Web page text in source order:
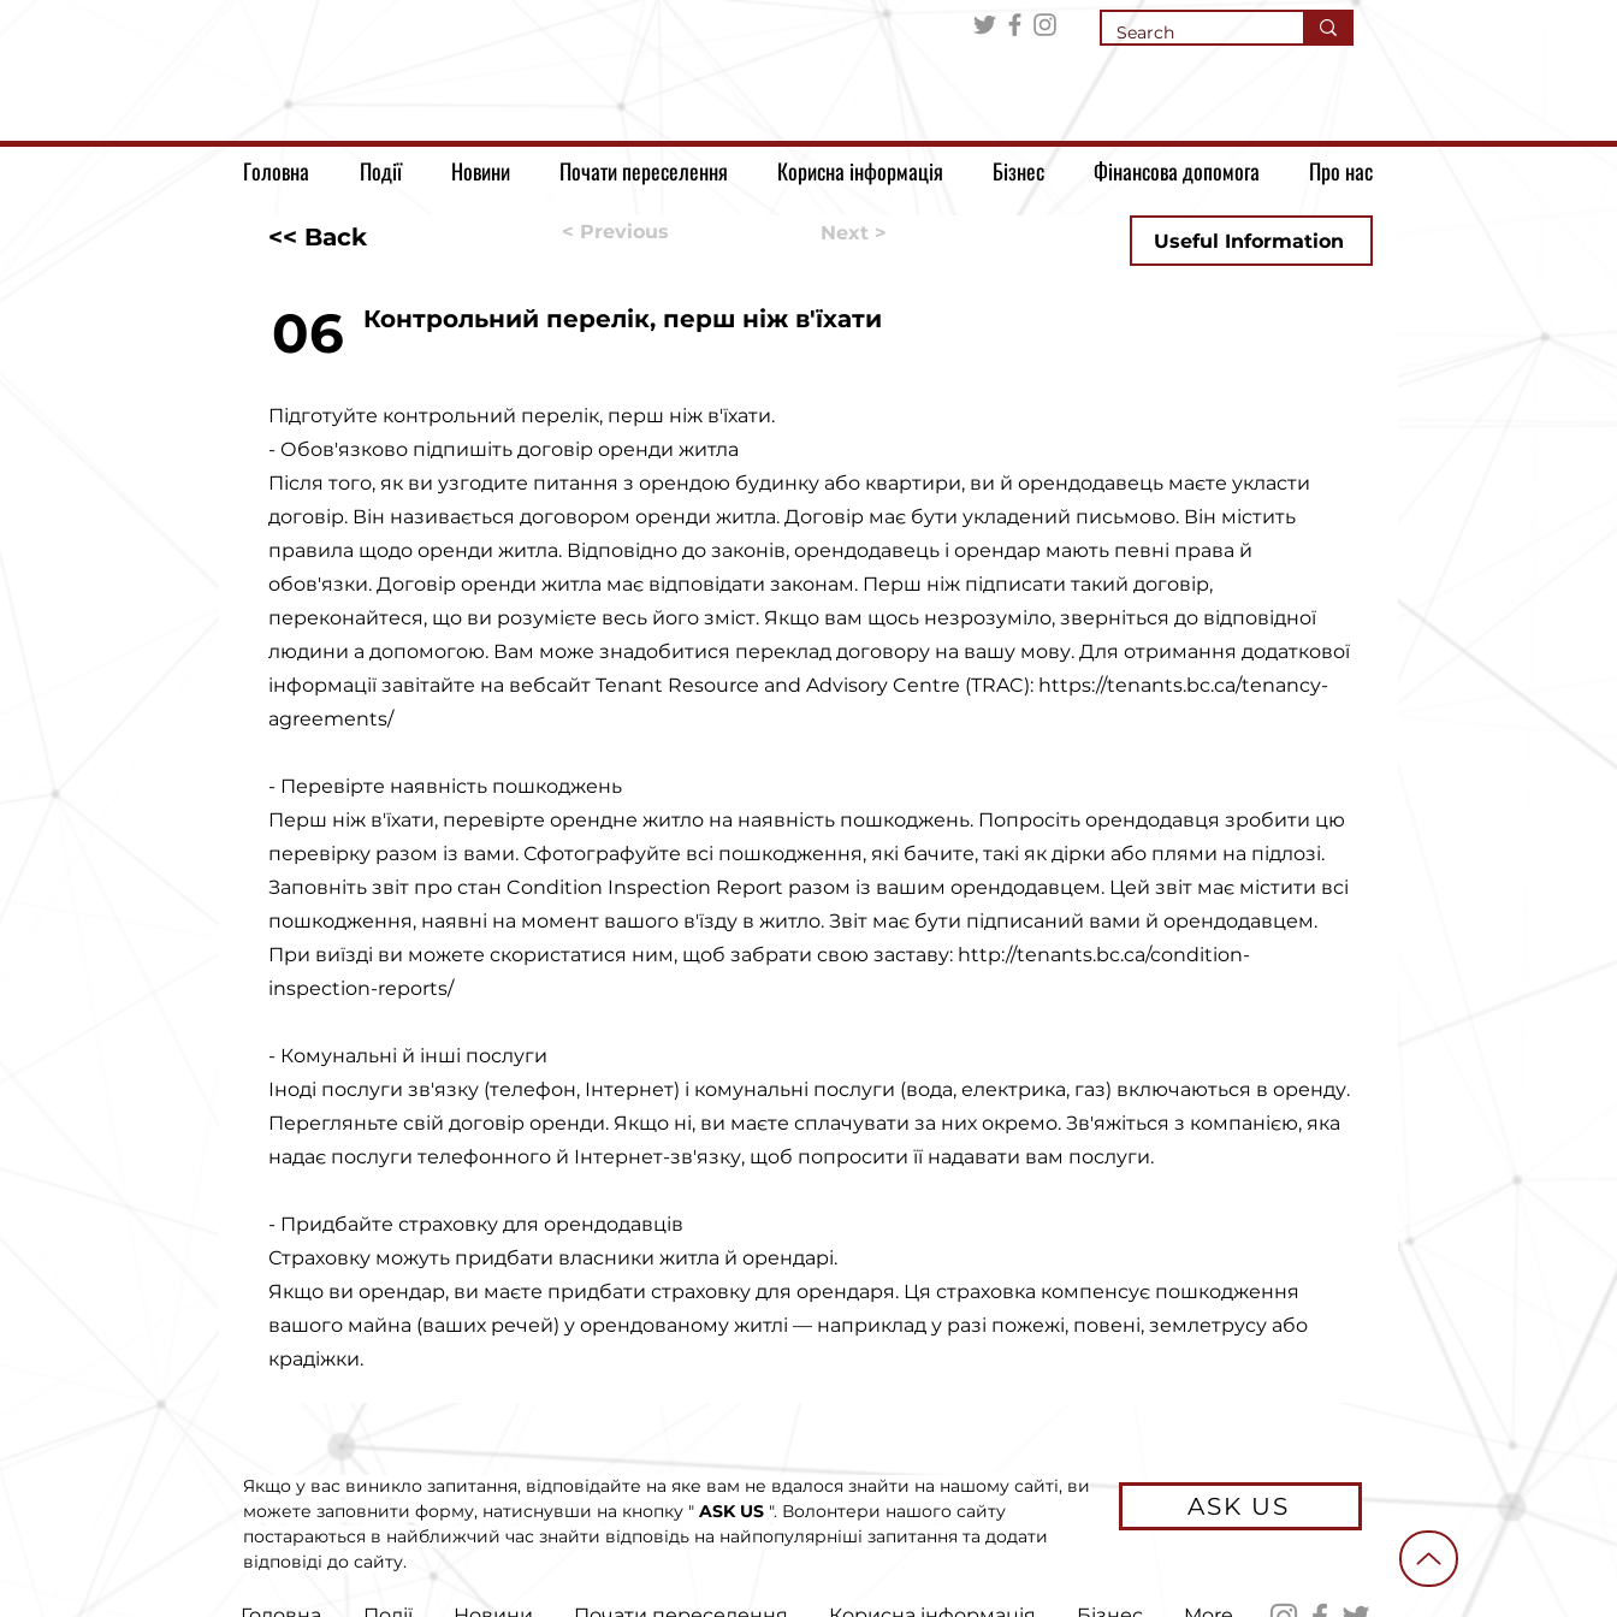
Головна Події Новини Почати переселення Корисна інформація Бізнес Фінансова допомога Про нас
<< Back < Previous Next > Useful Information
06 Контрольний перелік, перш ніж в'їхати
Підготуйте контрольний перелік, перш ніж в'їхати.
- Обов'язково підпишіть договір оренди житла
Після того, як ви узгодите питання з орендою будинку або квартири, ви й орендодавець маєте укласти
договір. Він називається договором оренди житла. Договір має бути укладений письмово. Він містить
правила щодо оренди житла. Відповідно до законів, орендодавець і орендар мають певні права й
обов'язки. Договір оренди житла має відповідати законам. Перш ніж підписати такий договір,
переконайтеся, що ви розумієте весь його зміст. Якщо вам щось незрозуміло, зверніться до відповідної
людини а допомогою. Вам може знадобитися переклад договору на вашу мову. Для отримання додаткової
інформації завітайте на вебсайт Tenant Resource and Advisory Centre (TRAC): https://tenants.bc.ca/tenancy-
agreements/
- Перевірте наявність пошкоджень
Перш ніж в'їхати, перевірте орендне житло на наявність пошкоджень. Попросіть орендодавця зробити цю
перевірку разом із вами. Сфотографуйте всі пошкодження, які бачите, такі як дірки або плями на підлозі.
Заповніть звіт про стан Condition Inspection Report разом із вашим орендодавцем. Цей звіт має містити всі
пошкодження, наявні на момент вашого в'їзду в житло. Звіт має бути підписаний вами й орендодавцем.
При виїзді ви можете скористатися ним, щоб забрати свою заставу: http://tenants.bc.ca/condition-
inspection-reports/
- Комунальні й інші послуги
Іноді послуги зв'язку (телефон, Інтернет) і комунальні послуги (вода, електрика, газ) включаються в оренду.
Перегляньте свій договір оренди. Якщо ні, ви маєте сплачувати за них окремо. Зв'яжіться з компанією, яка
надає послуги телефонного й Інтернет-зв'язку, щоб попросити її надавати вам послуги.
- Придбайте страховку для орендодавців
Страховку можуть придбати власники житла й орендарі.
Якщо ви орендар, ви маєте придбати страховку для орендаря. Ця страховка компенсує пошкодження
вашого майна (ваших речей) у орендованому житлі — наприклад у разі пожежі, повені, землетрусу або
крадіжки.
Якщо у вас виникло запитання, відповідайте на яке вам не вдалося знайти на нашому сайті, ви
можете заповнити форму, натиснувши на кнопку " ASK US ". Волонтери нашого сайту
постараються в найближчий час знайти відповідь на найпопулярніші запитання та додати
відповіді до сайту.
ASK US